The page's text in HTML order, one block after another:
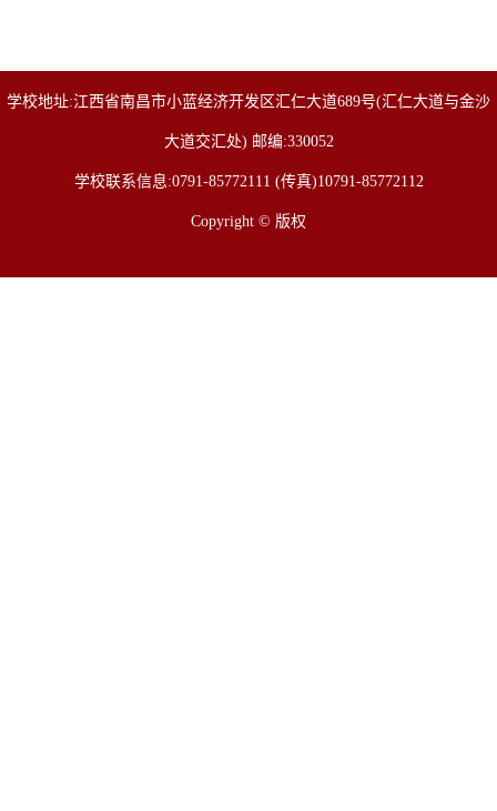
学校地址:江西省南昌市小蓝经济开发区汇仁大道689号(汇仁大道与金沙
大道交汇处) 邮编:330052
学校联系信息:0791-85772111 (传真)10791-85772112
Copyright © 版权